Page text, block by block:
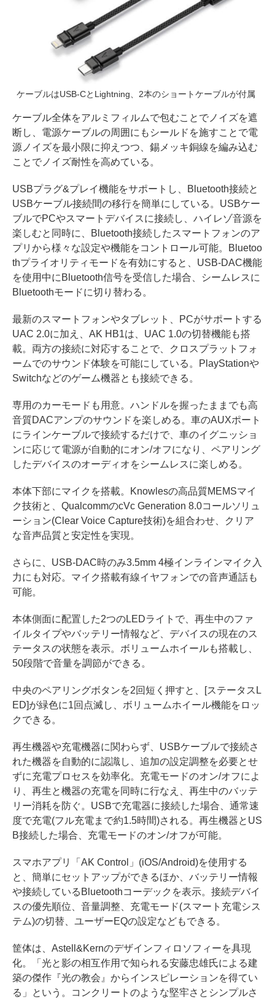
ケーブルはUSB-CとLightning、2本のショートケーブルが付属
ケーブル全体をアルミフィルムで包むことでノイズを遮
断し、電源ケーブルの周囲にもシールドを施すことで電
源ノイズを最小限に抑えつつ、錫メッキ銅線を編み込む
ことでノイズ耐性を高めている。
USBプラグ&プレイ機能をサポートし、Bluetooth接続と
USBケーブル接続間の移行を簡単にしている。USBケー
ブルでPCやスマートデバイスに接続し、ハイレゾ音源を
楽しむと同時に、Bluetooth接続したスマートフォンのア
プリから様々な設定や機能をコントロール可能。Bluetoo
thプライオリティモードを有効にすると、USB-DAC機能
を使用中にBluetooth信号を受信した場合、シームレスに
Bluetoothモードに切り替わる。
最新のスマートフォンやタブレット、PCがサポートする
UAC 2.0に加え、AK HB1は、UAC 1.0の切替機能も搭
載。両方の接続に対応することで、クロスプラットフォ
ームでのサウンド体験を可能にしている。PlayStationや
Switchなどのゲーム機器とも接続できる。
専用のカーモードも用意。ハンドルを握ったままでも高
音質DACアンプのサウンドを楽しめる。車のAUXポート
にラインケーブルで接続するだけで、車のイグニッショ
ンに応じて電源が自動的にオン/オフになり、ペアリング
したデバイスのオーディオをシームレスに楽しめる。
本体下部にマイクを搭載。Knowlesの高品質MEMSマイ
ク技術と、QualcommのcVc Generation 8.0コールソリュ
ーション(Clear Voice Capture技術)を組合わせ、クリア
な音声品質と安定性を実現。
さらに、USB-DAC時のみ3.5mm 4極インラインマイク入
力にも対応。マイク搭載有線イヤフォンでの音声通話も
可能。
本体側面に配置した2つのLEDライトで、再生中のファ
イルタイプやバッテリー情報など、デバイスの現在のス
テータスの状態を表示。ボリュームホイールも搭載し、
50段階で音量を調節ができる。
中央のペアリングボタンを2回短く押すと、[ステータスL
ED]が緑色に1回点滅し、ボリュームホイール機能をロッ
クできる。
再生機器や充電機器に関わらず、USBケーブルで接続さ
れた機器を自動的に認識し、追加の設定調整を必要とせ
ずに充電プロセスを効率化。充電モードのオン/オフによ
り、再生と機器の充電を同時に行なえ、再生中のバッテ
リー消耗を防ぐ。USBで充電器に接続した場合、通常速
度で充電(フル充電まで約1.5時間)される。再生機器とUS
B接続した場合、充電モードのオン/オフが可能。
スマホアプリ「AK Control」(iOS/Android)を使用する
と、簡単にセットアップができるほか、バッテリー情報
や接続しているBluetoothコーデックを表示。接続デバイ
スの優先順位、音量調整、充電モード(スマート充電シス
テム)の切替、ユーザーEQの設定などもできる。
筐体は、Astell&Kernのデザインフィロソフィーを具現
化。「光と影の相互作用で知られる安藤忠雄氏による建
築の傑作『光の教会』からインスピレーションを得てい
る」という。コンクリートのような堅牢さとシンプルさ